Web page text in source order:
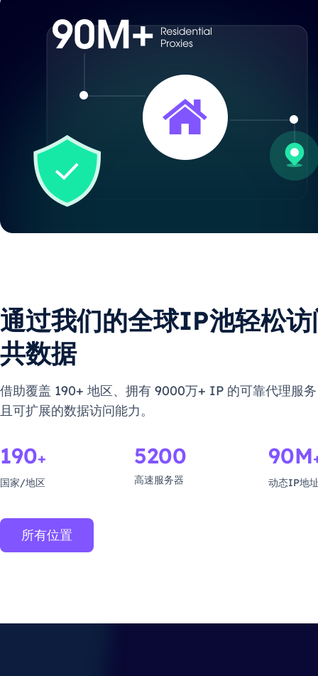
通过我们的全球IP池轻松访
共数据
借助覆盖 190+ 地区、拥有 9000万+ IP 的可靠代理服
且可扩展的数据访问能力。
190+
国家/地区
5200
高速服务器
90M
动态IP地
所有位置